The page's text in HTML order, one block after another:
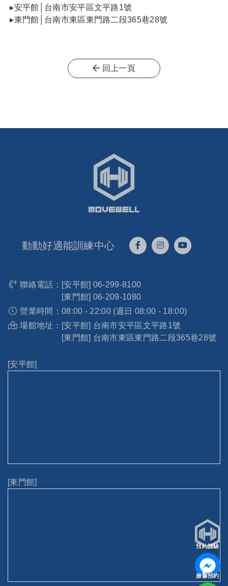
▸安平館│台南市安平區文平路1號
▸東門館│台南市東區東門路二段365巷28號
回上一頁
動動好適能訓練中心
聯絡電話： [安平館] 06-299-8100
[東門館] 06-209-1080
營業時間： 08:00 - 22:00 (週日 08:00 - 18:00)
場館地址： [安平館] 台南市安平區文平路1號
[東門館] 台南市東區東門路二段365巷28號
[安平館]
[東門館]
預約體驗
臉書預約